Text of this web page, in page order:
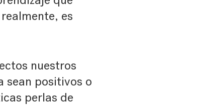
es
nuestros
sean positivos o
perlas de